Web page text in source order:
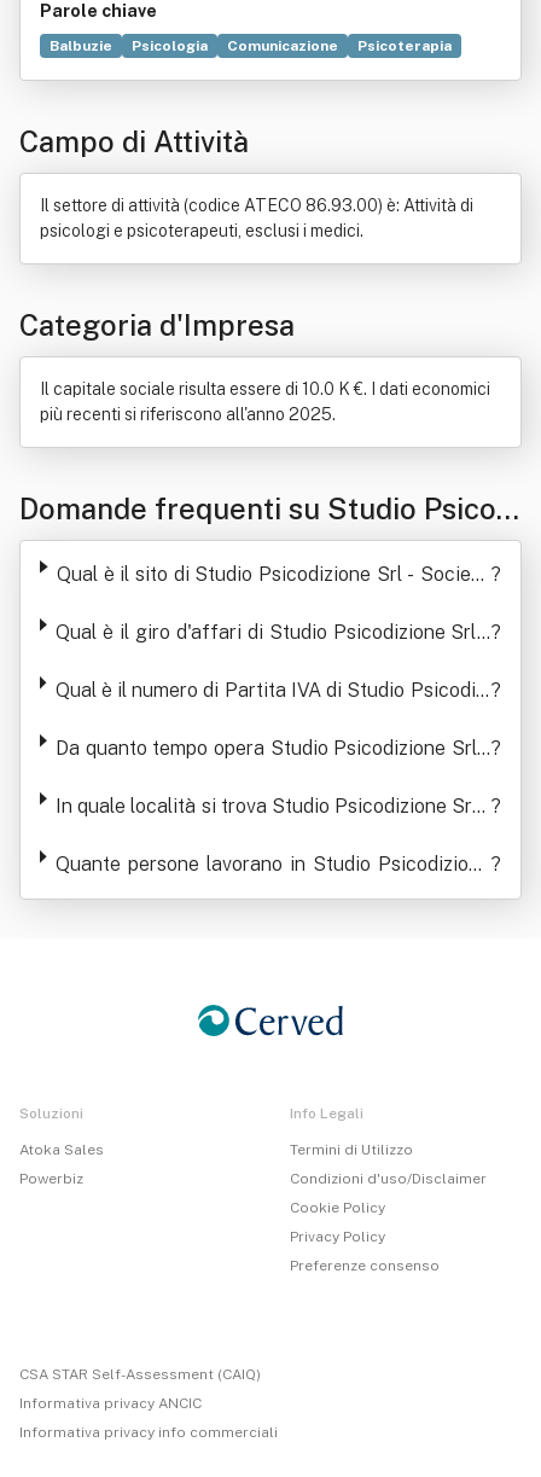
Parole chiave
Balbuzie Psicologia Comunicazione
Psicoterapia
Multimedialità
Software
Campo di Attività
Il settore di attività (codice ATECO 86.93.00) è: Attività di
psicologi e psicoterapeuti, esclusi i medici.
Categoria d'Impresa
Il capitale sociale risulta essere di 10.0 K €. I dati economici
più recenti si riferiscono all'anno 2025.
Domande frequenti su Studio Psicodi
zione Srl - Società Tra Professionisti
Qual è il sito di Studio Psicodizione Srl - Società ?
Qual è il giro d'affari di Studio Psicodizione Srl -?
Qual è il numero di Partita IVA di Studio Psicodizi?
Da quanto tempo opera Studio Psicodizione Srl -?
In quale località si trova Studio Psicodizione Srl - ?
Quante persone lavorano in Studio Psicodizione
Srl - Società Tra Professionisti
?
Soluzioni
Atoka Sales
Powerbiz
Info Legali
Termini di Utilizzo
Condizioni d'uso/Disclaimer
Cookie Policy
Privacy Policy
Preferenze consenso
CSA STAR Self-Assessment (CAIQ)
Informativa privacy ANCIC
Informativa privacy info commerciali